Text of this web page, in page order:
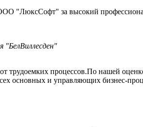
"ЛюксСофт" за высокий
"БелВиллесден"
трудоемких процессов.По нашей
основных и управляющих бизнес-